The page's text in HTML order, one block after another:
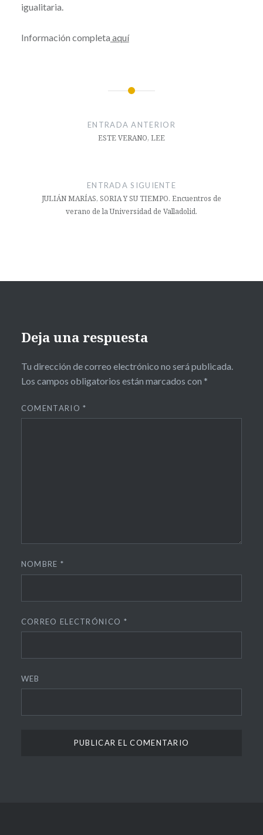
igualitaria.
Información completa aquí
ENTRADA ANTERIOR
ESTE VERANO, LEE
ENTRADA SIGUIENTE
JULIÁN MARÍAS, SORIA Y SU TIEMPO. Encuentros de
verano de la Universidad de Valladolid.
Deja una respuesta
Tu dirección de correo electrónico no será publicada.
Los campos obligatorios están marcados con *
COMENTARIO*
NOMBRE *
CORREO ELECTRÓNICO *
WEB